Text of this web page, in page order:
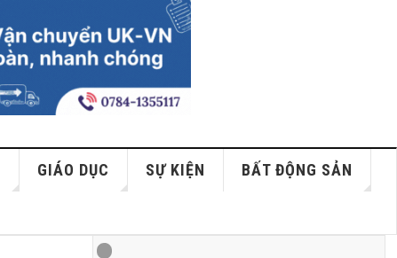
GIÁO DỤC SỰ KIỆN BẤT ĐỘNG SẢN